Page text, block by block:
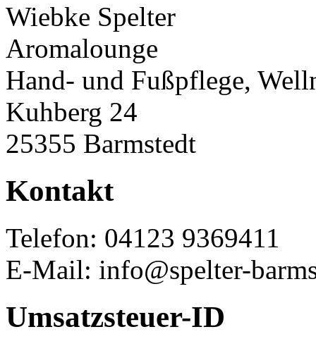
Wiebke Spelter
Aromalounge
Hand- und Fußpflege,
Kuhberg 24
25355 Barmstedt
Kontakt
Telefon: 04123 9369411
E-Mail: info@spelter-
Umsatzsteuer-ID